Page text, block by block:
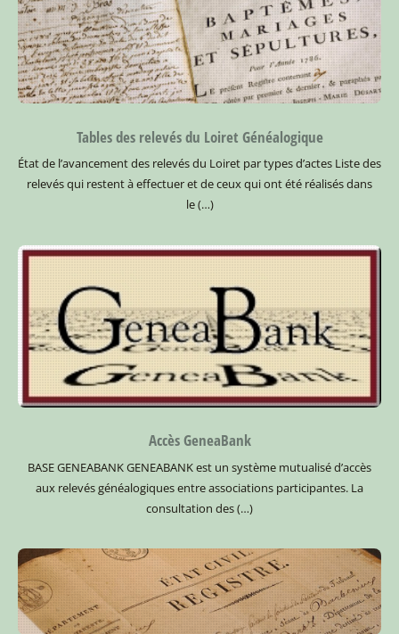
Tables des relevés du Loiret Généalogique
État de l’avancement des relevés du Loiret par types d’actes Liste des
relevés qui restent à effectuer et de ceux qui ont été réalisés dans
le (…)
Accès GeneaBank
BASE GENEABANKGENEABANK est un système mutualisé d’accès
aux relevés généalogiques entre associations participantes. La
consultation des (…)